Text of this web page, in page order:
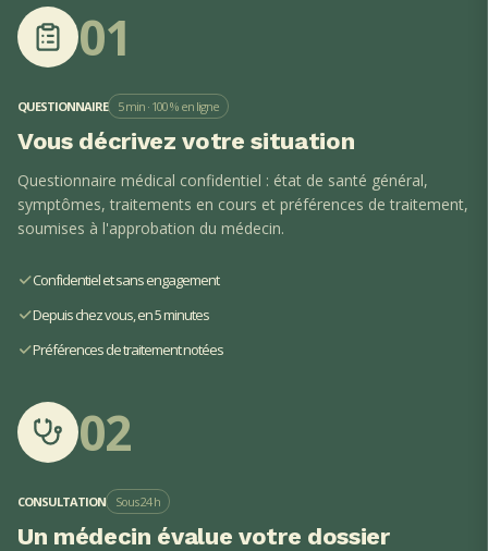
01
QUESTIONNAIRE 5 min · 100 % en ligne
Vous décrivez votre situation
Questionnaire médical confidentiel : état de santé général,
symptômes, traitements en cours et préférences de traitement,
soumises à l'approbation du médecin.
Confidentiel et sans engagement
Depuis chez vous, en 5 minutes
Préférences de traitement notées
02
CONSULTATION Sous 24 h
Un médecin évalue votre dossier